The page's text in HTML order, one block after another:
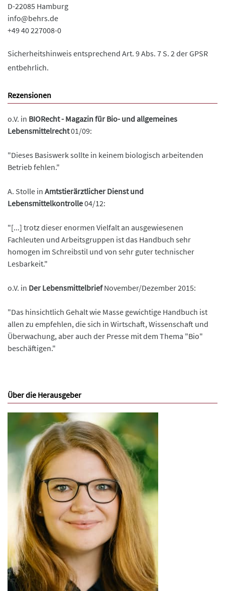
D-22085 Hamburg
info@behrs.de
+49 40 227008-0
Sicherheitshinweis entsprechend Art. 9 Abs. 7 S. 2 der GPSR
entbehrlich.
Rezensionen
o.V. in BIORecht - Magazin für Bio- und allgemeines
Lebensmittelrecht01/09:
"Dieses Basiswerk sollte in keinem biologisch arbeitenden
Betrieb fehlen."
A. Stolle in Amtstierärztlicher Dienst und
Lebensmittelkontrolle04/12:
"[...] trotz dieser enormen Vielfalt an ausgewiesenen
Fachleuten und Arbeitsgruppen ist das Handbuch sehr
homogen im Schreibstil und von sehr guter technischer
Lesbarkeit."
o.V. in Der LebensmittelbriefNovember/Dezember 2015:
"Das hinsichtlich Gehalt wie Masse gewichtige Handbuch ist
allen zu empfehlen, die sich in Wirtschaft, Wissenschaft und
Überwachung, aber auch der Presse mit dem Thema "Bio"
beschäftigen."
Über die Herausgeber